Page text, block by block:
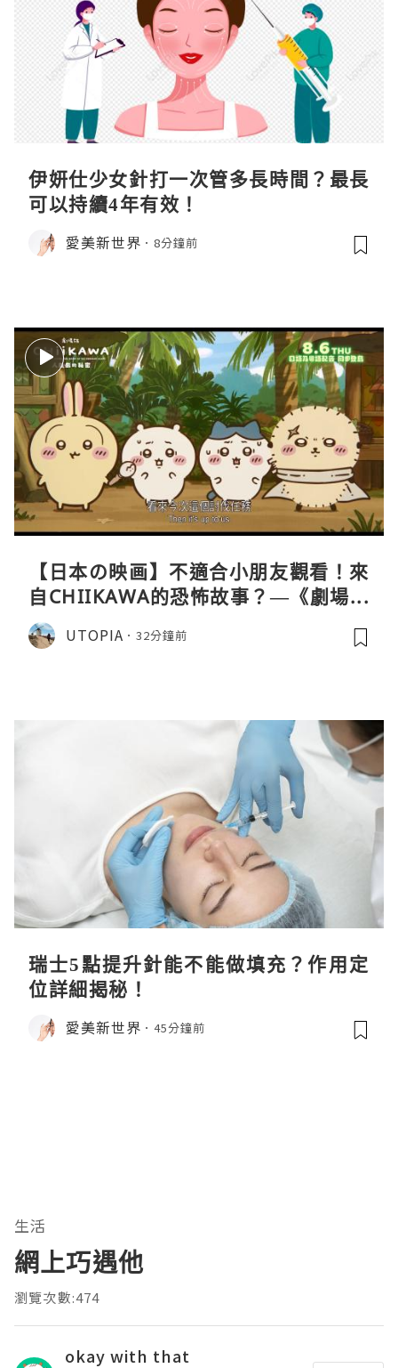
伊妍仕少女針打一次管多長時間？最長
可以持續4年有效！
愛美新世界 8分鐘前
【日本の映画】不適合小朋友觀看！來
自CHIIKAWA的恐怖故事？—《劇場版
CHIIKAWA 人魚島的秘密》
UTOPIA 32分鐘前
瑞士5點提升針能不能做填充？作用定
位詳細揭秘！
愛美新世界 45分鐘前
生活
網上巧遇他
瀏覽次數:474
okay with that